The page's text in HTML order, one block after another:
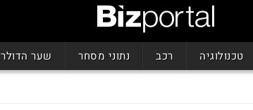
טכנולוגיה רכב נתוני מסחר שער הדולר